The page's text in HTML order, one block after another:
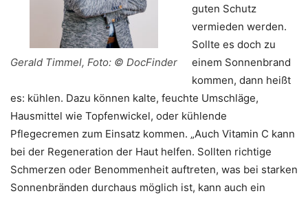
Gerald Timmel, Foto: © DocFinder
guten Schutz
vermieden werden.
Sollte es doch zu
einem Sonnenbrand
kommen, dann heißt
es: kühlen. Dazu können kalte, feuchte Umschläge,
Hausmittel wie Topfenwickel, oder kühlende
Pflegecremen zum Einsatz kommen. „Auch Vitamin C kann
bei der Regeneration der Haut helfen. Sollten richtige
Schmerzen oder Benommenheit auftreten, was bei starken
Sonnenbränden durchaus möglich ist, kann auch ein